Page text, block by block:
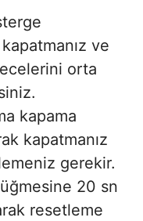
ve
orta
kapama
kapatmanız
gerekir.
20 sn
resetleme